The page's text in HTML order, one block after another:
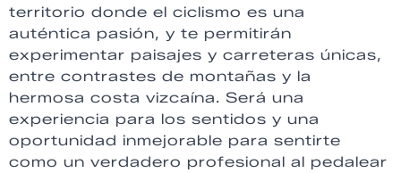
territorio donde el ciclismo es una
auténtica pasión, y te permitirán
experimentar paisajes y carreteras únicas,
entre contrastes de montañas y la
hermosa costa vizcaína. Será una
experiencia para los sentidos y una
oportunidad inmejorable para sentirte
como un verdadero profesional al pedalear